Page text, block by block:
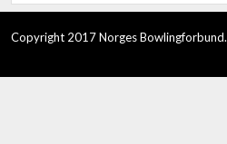
Copyright 2017 Norges Bowlingforbund.